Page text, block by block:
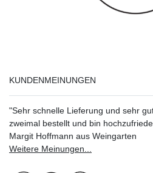
KUNDENMEINUNGEN
"Sehr schnelle Lieferung und sehr
zweimal bestellt und bin
Margit Hoffmann aus Weingarten
Weitere Meinungen...